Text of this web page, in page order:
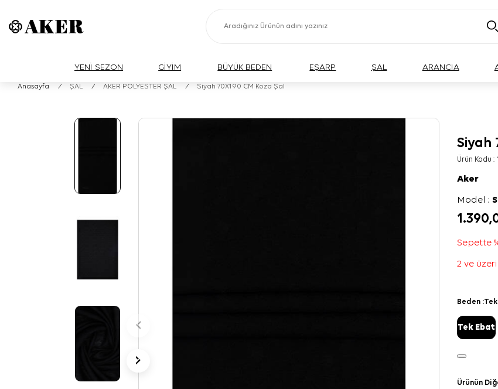
YENİ SEZON GİYİM BÜYÜK BEDEN EŞARP ŞAL ARANCIA
Anasayfa / ŞAL / AKER POLYESTER ŞAL / Siyah 70X190 CM Koza Şal
Siyah
Ürün Kodu :
Aker
Model :
Sepette
2 ve
Beden :
Tek Ebat
Ürünün